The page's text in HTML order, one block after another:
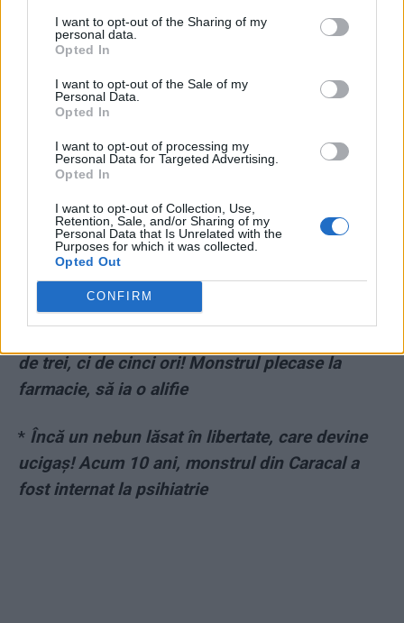
I want to opt-out of the Sharing of my
personal data.
Opted In
I want to opt-out of the Sale of my
Personal Data.
Opted In
I want to opt-out of processing my
Personal Data for Targeted Advertising.
Opted In
I want to opt-out of Collection, Use,
Retention, Sale, and/or Sharing of my
Personal Data that Is Unrelated with the
Purposes for which it was collected.
Opted Out
CONFIRM
PSD-ule, uită-te-n oglindă: tu ești monstrul
din Caracal!
Poliția a deschis aplicația de localizare a
Alexandrei la peste o oră de la primul apel al
O minciună a Poliției PSD-iste: „STS a
furnizat trei adrese greșite”. Dacă suni de pe
mobil, STS nu dă adrese, ci sectoare
de trei, ci de cinci ori! Monstrul plecase la
farmacie, să ia o alifie
* Încă un nebun lăsat în libertate, care devine
ucigaș! Acum 10 ani, monstrul din Caracal a
fost internat la psihiatrie